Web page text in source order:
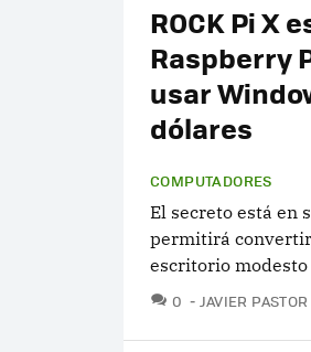
ROCK Pi X
Raspberry
usar
dólares
COMPUTADORES
El secreto está en
permitirá convertir
escritorio
0 COMENTARIOS
JAVIER PASTOR